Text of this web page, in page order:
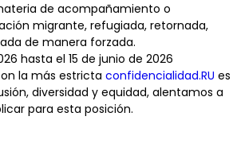
de acompañamiento o
migrante, refugiada, retornada,
de manera forzada.
hasta el 15 de junio de 2026
la más estricta confidencialidad.RU es
diversidad y equidad, alentamos a
para esta posición.